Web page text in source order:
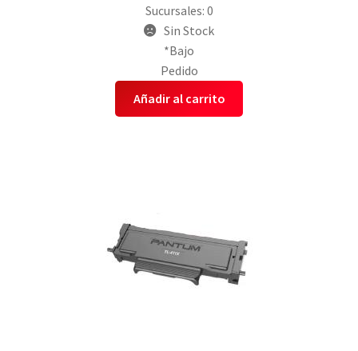
Sucursales: 0
Sin Stock
*Bajo
Pedido
Añadir al carrito